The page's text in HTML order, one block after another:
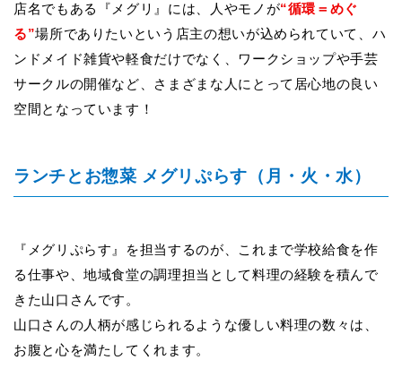
店名でもある『メグリ』には、人やモノが“循環＝めぐ
る”場所でありたいという店主の想いが込められていて、ハ
ンドメイド雑貨や軽食だけでなく、ワークショップや手芸
サークルの開催など、さまざまな人にとって居心地の良い
空間となっています！
ランチとお惣菜 メグリぷらす（月・火・水）
『メグリぷらす』を担当するのが、これまで学校給食を作
る仕事や、地域食堂の調理担当として料理の経験を積んで
きた山口さんです。
山口さんの人柄が感じられるような優しい料理の数々は、
お腹と心を満たしてくれます。